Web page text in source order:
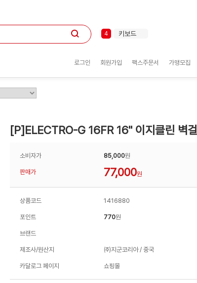
4 키보드
7 형광펜
로그인 회원가입 팩스주문서 가맹모집
[P]ELECTRO-G 16FR 16" 이지클린 벽걸
소비자가 85,000원
판매가 77,000원
상품코드 1416880
포인트 770원
브랜드
제조사/원산지 ㈜지군코리아 / 중국
카달로그 페이지 쇼핑몰